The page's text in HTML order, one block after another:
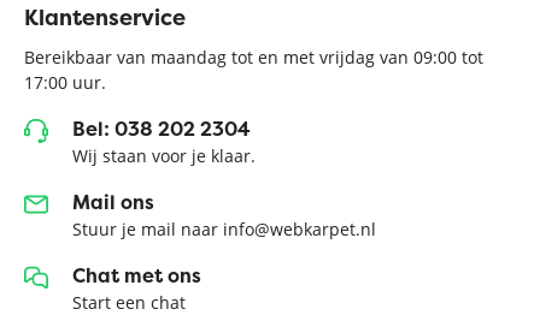
Klantenservice
Bereikbaar van maandag tot en met vrijdag van 09:00 tot
17:00 uur.
Bel: 038 202 2304
Wij staan voor je klaar.
Mail ons
Stuur je mail naar info@webkarpet.nl
Chat met ons
Start een chat